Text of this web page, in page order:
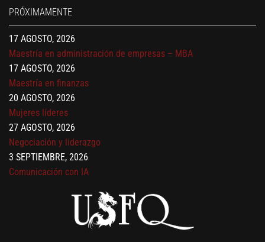
PRÓXIMAMENTE
Gerencia de empresas familiares
Maestría en administración de empresas – MBA
17 AGOSTO, 2026
Maestría en finanzas
20 AGOSTO, 2026
Mujeres líderes
27 AGOSTO, 2026
Negociación y liderazgo
3 SEPTIEMBRE, 2026
Comunicación con IA
7 SEPTIEMBRE, 2026
Gobernanza de datos
Finanzas para no financieros